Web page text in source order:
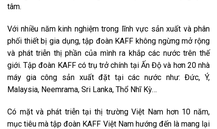
tâm.
Với nhiều năm kinh nghiệm trong lĩnh vực sản xuất và phân
phối thiết bị gia dụng, tập đoàn KAFF không ngừng mở rộng
và phát triễn thị phần của mình ra khắp các nước trên thế
giới. Tập đoàn KAFF có trụ trở chính tại Ấn Độ và hơn 20 nhà
máy gia công sản xuất đặt tại các nước như: Đức, Ý,
Malaysia, Neemrama, Sri Lanka, Thổ Nhĩ Kỳ…
Có mặt và phát triễn tại thị trường Việt Nam hơn 10 năm,
mục tiêu mà tập đoàn KAFF Việt Nam hướng đến là mang lại